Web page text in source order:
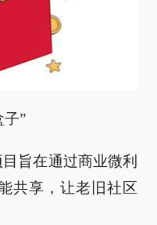
”
旨在通过商业微利
共享，让老旧社区